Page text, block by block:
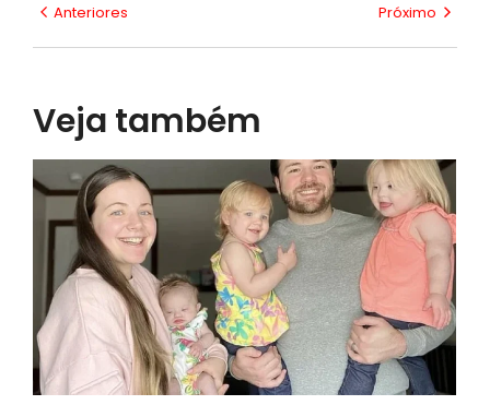
Anteriores Próximo
Veja também